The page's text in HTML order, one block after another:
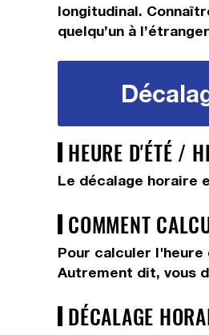
longitudinal.
quelqu’un à
HEURE D'ÉTÉ /
Le décalage horaire
COMMENT
Pour calculer l'heure
Autrement dit, vous
DÉCALAGE